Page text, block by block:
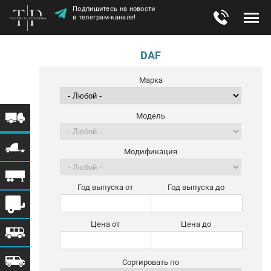
Подпишитесь на новости
в телеграм-канале!
DAF
Марка
Модель
Модификация
Год выпуска от Год выпуска до
Цена от Цена до
Сортировать по